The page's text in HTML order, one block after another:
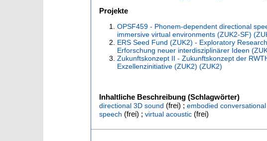
Projekte
OPSF459 - Phonem-dependent directional
immersive virtual environments (ZUK2-SF)
ERS Seed Fund (ZUK2) - Exploratory
Erforschung neuer interdisziplinärer Ideen
Zukunftskonzept II - Zukunftskonzept der
Exzellenzinitiative (ZUK2) (ZUK2)
Inhaltliche Beschreibung (Schlagwörter)
directional 3D sound (frei) ; embodied
speech (frei) ; virtual acoustic (frei)